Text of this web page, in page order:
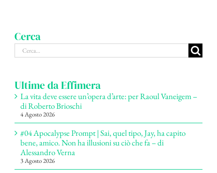
Cerca
Cerca
per:
Ultime da Effimera
La vita deve essere un’opera d’arte: per Raoul Vaneigem –
di Roberto Brioschi
4 Agosto 2026
#04 Apocalypse Prompt | Sai, quel tipo, Jay, ha capito
bene, amico. Non ha illusioni su ciò che fa – di
Alessandro Verna
3 Agosto 2026